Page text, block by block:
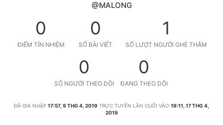
@MALONG
0
ĐIỂM TÍN NHIỆM
0
SỐ BÀI VIẾT
1
SỐ LƯỢT NGƯỜI GHÉ THĂM
0
SỐ NGƯỜI THEO DÕI
0
ĐANG THEO DÕI
ĐÃ GIA NHẬP 17:57, 9 THG 4, 2019 TRỰC TUYẾN LẦN CUỐI VÀO 19:11, 17 THG 4,
2019